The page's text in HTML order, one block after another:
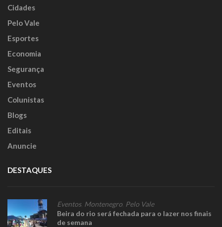
Cidades
Pelo Vale
Esportes
Economia
Segurança
Eventos
Colunistas
Blogs
Editais
Anuncie
DESTAQUES
Eventos, Montenegro Pelo Vale
Beira do rio será fechada para o lazer nos finais
de semana